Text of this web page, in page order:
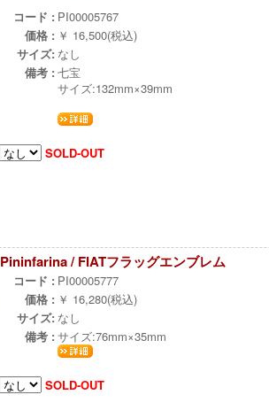
コード : PI00005767
価格 : ￥ 16,500(税込)
サイズ: なし
備考 : 七宝
サイズ:132mm×39mm
SOLD-OUT
Pininfarina / FIATフラッグエンブレム
コード : PI00005777
価格 : ￥ 16,280(税込)
サイズ: なし
備考 : サイズ:76mm×35mm
SOLD-OUT